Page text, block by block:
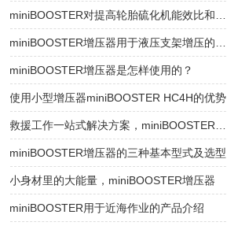
miniBOOSTER增压器是怎样使用的？
使用小型增压器miniBOOSTER HC4H的优势
miniBOOSTER增压器的三种基本型式及选型
小身材里的大能量，miniBOOSTER增压器
miniBOOSTER用于近海作业的产品介绍